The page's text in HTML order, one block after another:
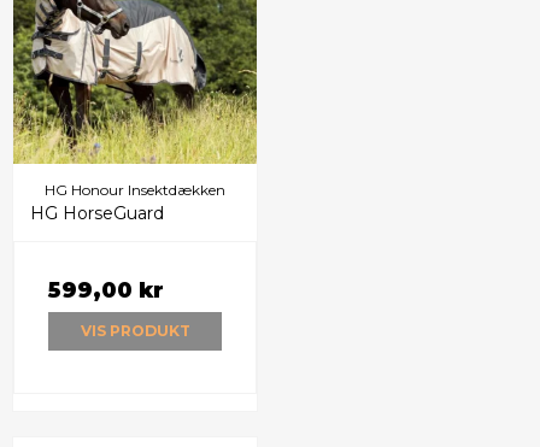
HG Honour Insektdækken
HG HorseGuard
599,00 kr
VIS PRODUKT